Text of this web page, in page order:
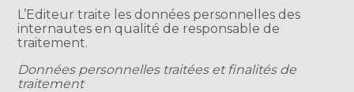
L’Editeur traite les données personnelles des
internautes en qualité de responsable de
traitement.
Données personnelles traitées et finalités de
traitement